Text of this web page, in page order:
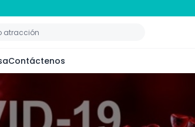
Contáctenos